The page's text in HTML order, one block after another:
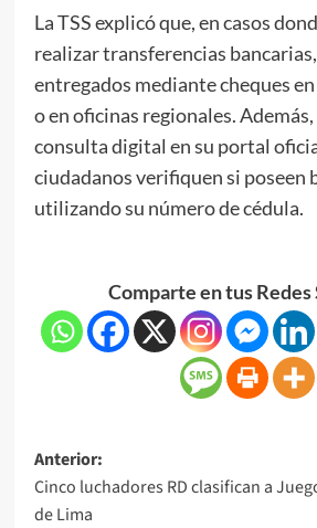
La TSS explicó que, en casos
realizar transferencias
entregados mediante cheques
o en oficinas regionales.
consulta digital en su portal
ciudadanos verifiquen si poseen
utilizando su número de cédula.
Comparte en tus Redes
Anterior:
Cinco luchadores RD clasifican a
de Lima